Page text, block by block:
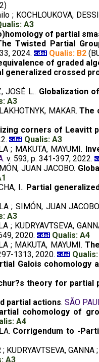
; KOCHLOUKOVA,
A3
of partial
Twisted Partial
2024. Qualis: B2
of graded
generalized crossed
JOSÉ L.. Globalization
A3
MAKAR.The
corners of Leavitt
Qualis: A3
; MAKUTA, MAYUMI.
. v. 593, p. 341-397, 2022.
JUAN JACOBO.
I.. Partial
; SIMÓN, JUAN
A3
; KUDRYAVTSEVA,
2020.
Qualis: A4
; MAKUTA, MAYUMI.
1313, 2020.
Galois cohomology
theory for partial
partial actions. SÃO
cohomology of
A4
Corrigendum to -
GANNA
A3